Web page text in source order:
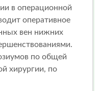
в операционной
оперативное
вен нижних
по общей
хирургии, по